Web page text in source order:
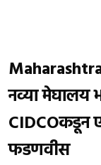
नव्या मेघालय
CIDCOकडून
फडणवीस